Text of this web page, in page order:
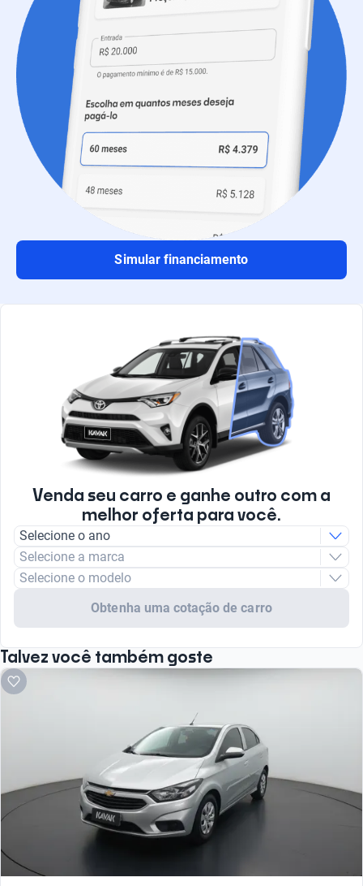
Simular financiamento
Venda seu carro e ganhe outro com a
melhor oferta para você.
Selecione o ano
Selecione a marca
Selecione o modelo
Obtenha uma cotação de carro
Talvez você também goste